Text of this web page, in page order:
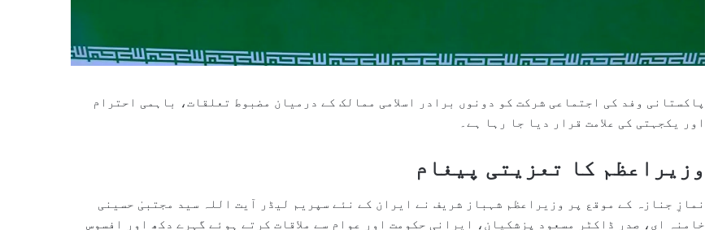
پاکستانی وفد کی اجتماعی شرکت کو دونوں برادر اسلامی ممالک کے درمیان مضبوط تعلقات، باہمی احترام
اور یکجہتی کی علامت قرار دیا جا رہا ہے۔
وزیراعظم کا تعزیتی پیغام
نمازِ جنازہ کے موقع پر وزیراعظم شہباز شریف نے ایران کے نئے سپریم لیڈر آیت اللہ سید مجتبیٰ حسینی
خامنہ ای، صدر ڈاکٹر مسعود پزشکیان، ایرانی حکومت اور عوام سے ملاقات کرتے ہوئے گہرے دکھ اور افسوس